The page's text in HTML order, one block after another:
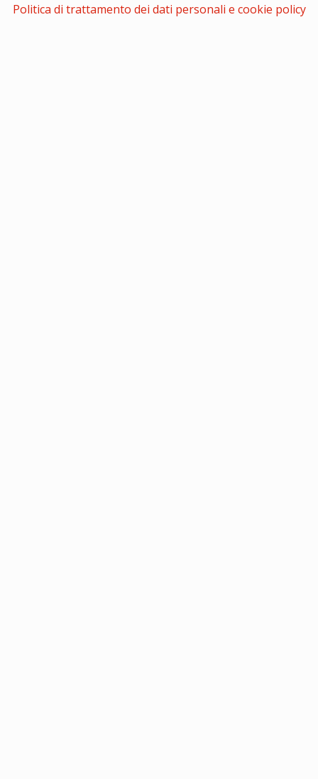
Politica di trattamento dei dati personali e cookie policy